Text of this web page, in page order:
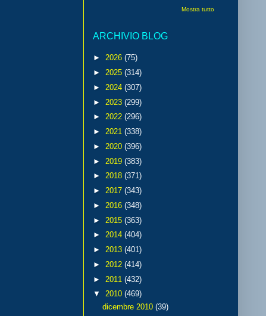
Mostra tutto
ARCHIVIO BLOG
► 2026 (75)
► 2025 (314)
► 2024 (307)
► 2023 (299)
► 2022 (296)
► 2021 (338)
► 2020 (396)
► 2019 (383)
► 2018 (371)
► 2017 (343)
► 2016 (348)
► 2015 (363)
► 2014 (404)
► 2013 (401)
► 2012 (414)
► 2011 (432)
▼ 2010 (469)
dicembre 2010 (39)